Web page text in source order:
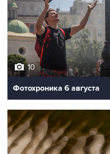
10
Фотохроника 6 августа